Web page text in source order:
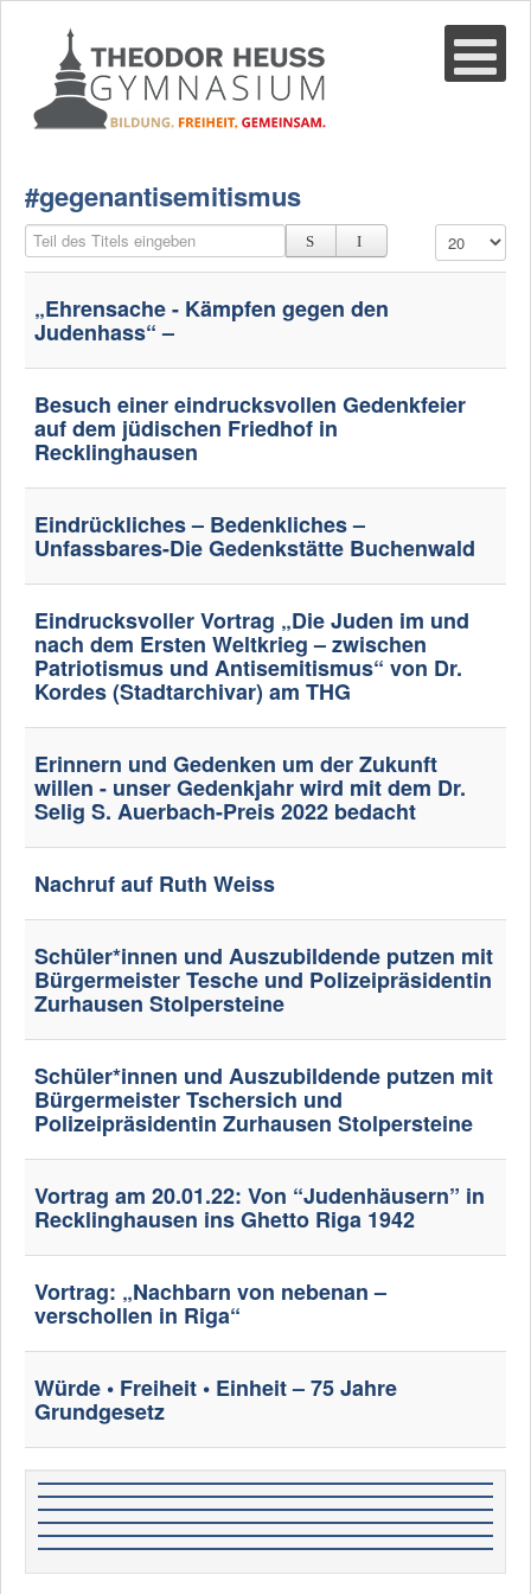
#gegenantisemitismus
Teil des Titels eingeben Anzeige #
„Ehrensache - Kämpfen gegen den
Judenhass“ –
Besuch einer eindrucksvollen Gedenkfeier
auf dem jüdischen Friedhof in
Recklinghausen
Eindrückliches – Bedenkliches –
Unfassbares-Die Gedenkstätte Buchenwald
Eindrucksvoller Vortrag „Die Juden im und
nach dem Ersten Weltkrieg – zwischen
Patriotismus und Antisemitismus“ von Dr.
Kordes (Stadtarchivar) am THG
Erinnern und Gedenken um der Zukunft
willen - unser Gedenkjahr wird mit dem Dr.
Selig S. Auerbach-Preis 2022 bedacht
Nachruf auf Ruth Weiss
Schüler*innen und Auszubildende putzen mit
Bürgermeister Tesche und Polizeipräsidentin
Zurhausen Stolpersteine
Schüler*innen und Auszubildende putzen mit
Bürgermeister Tschersich und
Polizeipräsidentin Zurhausen Stolpersteine
Vortrag am 20.01.22: Von “Judenhäusern” in
Recklinghausen ins Ghetto Riga 1942
Vortrag: „Nachbarn von nebenan –
verschollen in Riga“
Würde • Freiheit • Einheit – 75 Jahre
Grundgesetz